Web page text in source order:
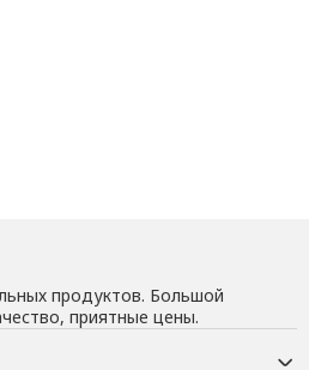
продуктов. Большой
приятные цены.